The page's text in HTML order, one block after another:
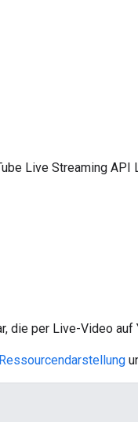
Live Streaming
die per Live-Video auf
Ressourcendarstellung